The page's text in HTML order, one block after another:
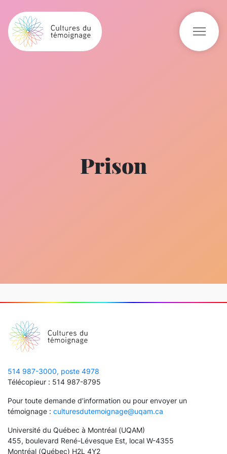
Prison
514 987-3000, poste 4978
Télécopieur : 514 987-8795
Pour toute demande d’information ou pour envoyer un
témoignage : culturesdutemoignage@uqam.ca
Université du Québec à Montréal (UQAM)
455, boulevard René-Lévesque Est, local W-4355
Montréal (Québec) H2L 4Y2